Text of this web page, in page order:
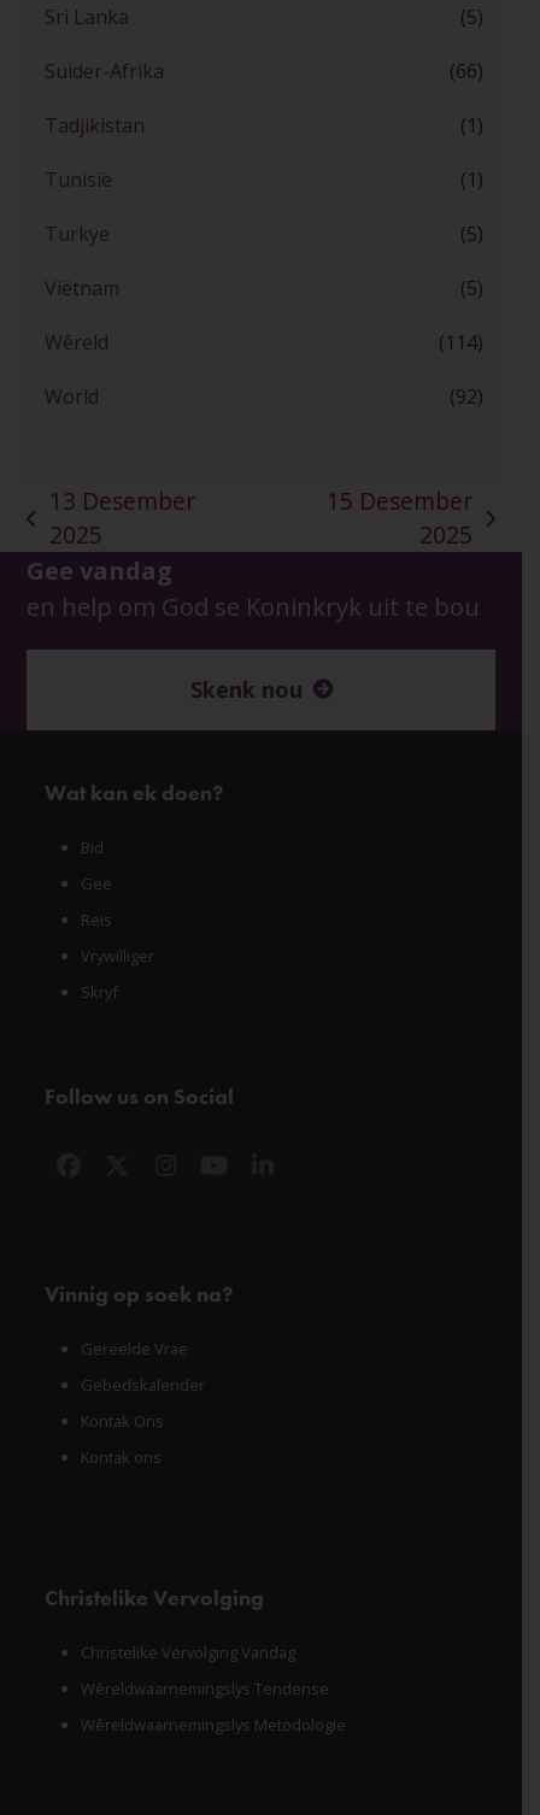
Sri Lanka (5)
Suider-Afrika (66)
Tadjikistan (1)
Tunisië (1)
Turkye (5)
Viëtnam (5)
Wêreld (114)
World (92)
previous
post:
13 Desember
2025
15 Desember
2025
Gee vandag
en help om God se Koninkryk uit te bou
Skenk nou
Wat kan ek doen?
Bid
Gee
Reis
Vrywilliger
Skryf
Follow us on Social
Vinnig op soek na?
Gereelde Vrae
Gebedskalender
Kontak Ons
Kontak ons
Christelike Vervolging
Christelike Vervolging Vandag
Wêreldwaarnemingslys Tendense
Wêreldwaarnemingslys Metodologie